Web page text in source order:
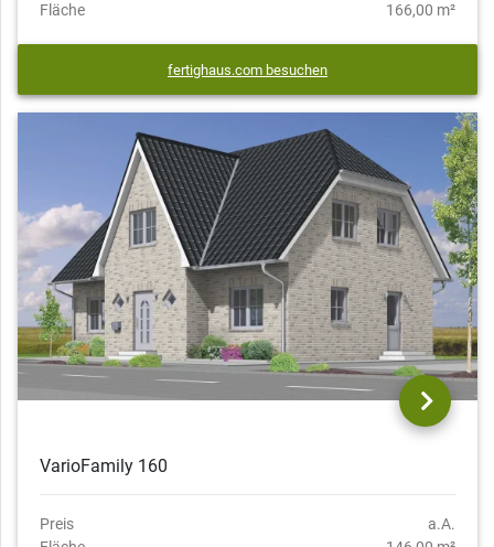
Fläche
166,00 m²
fertighaus.com besuchen
VarioFamily 160
Preis
a.A.